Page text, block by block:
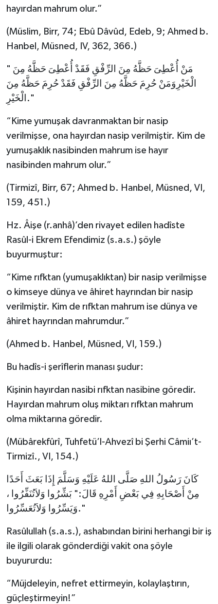
hayırdan mahrum olur.”
(Müslim, Birr, 74; Ebû Dâvûd, Edeb, 9; Ahmed b.
Hanbel, Müsned, IV, 362, 366.)
" مَنْ أُعْطِىَ حَظَّهُ مِنَ الرِّفْقِ فَقَدْ أُعْطِىَ حَظَّهُ مِنَ
الْخَيْرِوَمَنْ حُرِمَ حَظَّهُ مِنَ الرِّفْقِ فَقَدْ حُرِمَ حَظَّهُ مِنَ
الْخَيْرِ."
“Kime yumuşak davranmaktan bir nasip
verilmişse, ona hayırdan nasip verilmiştir. Kim de
yumuşaklık nasibinden mahrum ise hayır
nasibinden mahrum olur.”
(Tirmizî, Birr, 67; Ahmed b. Hanbel, Müsned, VI,
159, 451.)
Hz. Âişe (r.anhâ)’den rivayet edilen hadîste
Rasûl-i Ekrem Efendimiz (s.a.s.) şöyle
buyurmuştur:
“Kime rıfktan (yumuşaklıktan) bir nasip verilmişse
o kimseye dünya ve âhiret hayrından bir nasip
verilmiştir. Kim de rıfktan mahrum ise dünya ve
âhiret hayrından mahrumdur.”
(Ahmed b. Hanbel, Müsned, VI, 159.)
Bu hadîs-i şerîflerin manası şudur:
Kişinin hayırdan nasibi rıfktan nasibine göredir.
Hayırdan mahrum oluş miktarı rıfktan mahrum
olma miktarına göredir.
(Mübârekfûrî, Tuhfetü’l-Ahvezî bi Şerhi Câmiı’t-
Tirmizî., VI, 154.)
كَانَ رَسُولُ اللهِ صَلَّى اللهُ عَلَيْهِ وَسَلَّمَ إِذَا بَعَثَ أَحَدًا
مِنْ أَصْحَابِهِ فِي بَعْضِ أَمْرِهِ قَالَ:" بَشِّرُوا وَلاَتُنَفِّرُوا ،
وَيَسِّرُوا وَلاَتُعَسِّرُوا."
Rasûlullah (s.a.s.), ashabından birini herhangi bir iş
ile ilgili olarak gönderdiği vakit ona şöyle
buyururdu:
“Müjdeleyin, nefret ettirmeyin, kolaylaştırın,
güçleştirmeyin!”